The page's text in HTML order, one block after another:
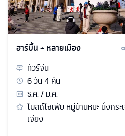
ฮาร์บิ้น + หลายเมือง
ทัวร์จีน
6วัน4 คืน
ธ.ค. / ม.ค.
โบสถ์โซเฟีย หมู่บ้านหิมะ นั่งกระ
เจียง